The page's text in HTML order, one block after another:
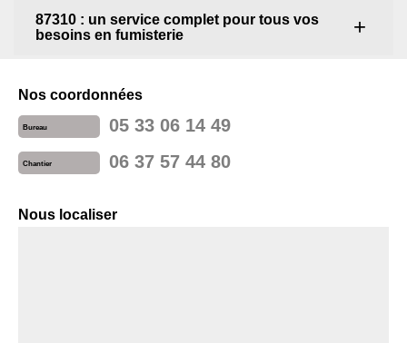
87310 : un service complet pour tous vos
besoins en fumisterie
Nos coordonnées
Bureau 05 33 06 14 49
Chantier 06 37 57 44 80
Nous localiser